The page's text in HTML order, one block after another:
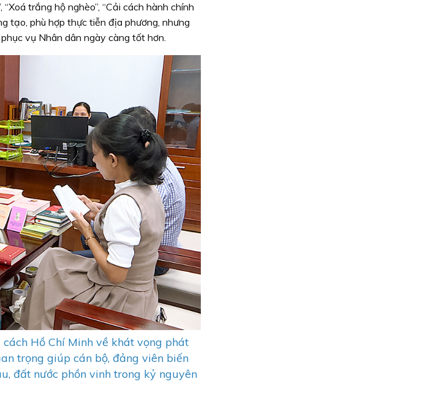
“Xoá trắng hộ nghèo”, “Cải cách hành chính
tạo, phù hợp thực tiễn địa phương, nhưng
vụ Nhân dân ngày càng tốt hơn.
Hồ Chí Minh về khát vọng phát
trọng giúp cán bộ, đảng viên biến
đất nước phồn vinh trong kỷ nguyên